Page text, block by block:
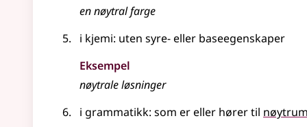
ennøytralfarge
i kjemi: uten syre-eller baseegenskaper
Eksempel
nøytraleløsninger
i grammatikk: som ereller hører til nøytrum